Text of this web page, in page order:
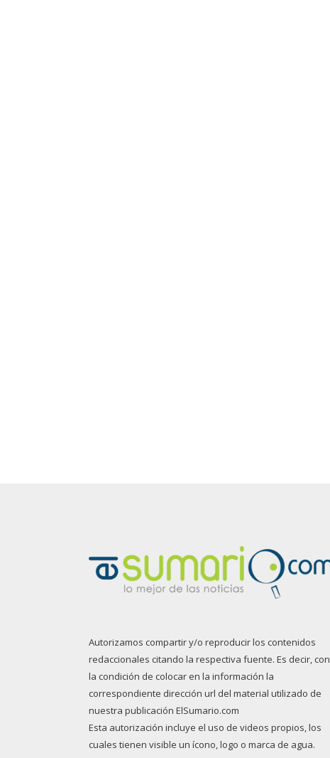
Autorizamos compartir y/o reproducir los contenidos
redaccionales citando la respectiva fuente. Es decir, con
la condición de colocar en la información la
correspondiente dirección url del material utilizado de
nuestra publicación ElSumario.com
Esta autorización incluye el uso de videos propios, los
cuales tienen visible un ícono, logo o marca de agua.